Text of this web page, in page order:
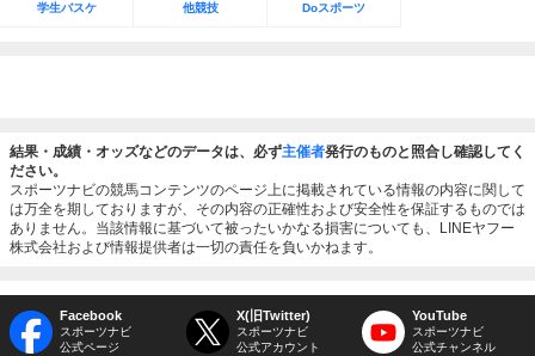
学生バスケ 他競技 Doスポーツ
結果・成績・オッズなどのデータは、必ず主催者発行のものと照合し確認してく
ださい。
スポーツナビの競馬コンテンツのページ上に掲載されている情報の内容に関して
は万全を期しておりますが、その内容の正確性および安全性を保証するものでは
ありません。当該情報に基づいて被ったいかなる損害についても、LINEヤフー
株式会社および情報提供者は一切の責任を負いかねます。
Facebook
スポーツナビ
公式ページ
X(旧Twitter)
スポーツナビ
公式アカウント
YouTube
スポーツナビ
公式チャンネル